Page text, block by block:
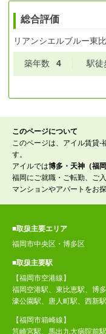
総合評価
リアンシエルブルー東
築年数 4 駅徒
このページについて
このページは、アイル賃貸-
す。
アイルでは博多・天神（福
福岡にご就職・ご転勤、ご
マンションやアパートをお
■取扱主要エリア
福岡市中央区・博多区
■取扱主要駅
【福岡市空港線】
福岡空港駅、東比恵駅、博
濠公園駅、唐人町駅、西新駅
【福岡市箱崎線】
筥崎宮駅、馬出九大病院前